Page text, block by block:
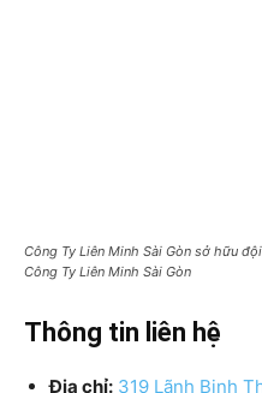
Công Ty Liên Minh Sài Gòn sở hữu
Công Ty Liên Minh Sài Gòn
Thông tin liên hệ
Địa chỉ: 319 Lãnh Binh